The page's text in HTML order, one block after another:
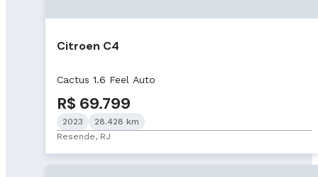
Citroen C4
Cactus 1.6 Feel Auto
R$ 69.799
2023
28.428 km
Resende, RJ